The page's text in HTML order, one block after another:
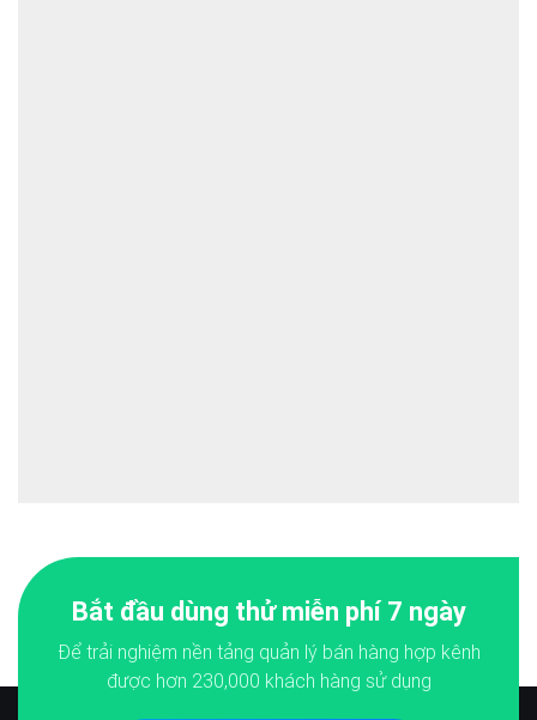
Bắt đầu dùng thử miễn phí 7 ngày
Để trải nghiệm nền tảng quản lý bán hàng hợp kênh
được hơn 230,000 khách hàng sử dụng